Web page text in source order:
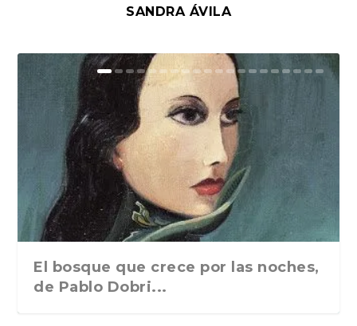
SANDRA ÁVILA
El bosque que crece por las noches,
de Pablo Dobri...